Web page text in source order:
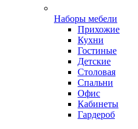
Наборы мебели
Прихожие
Кухни
Гостиные
Детские
Столовая
Спальни
Офис
Кабинеты
Гардероб